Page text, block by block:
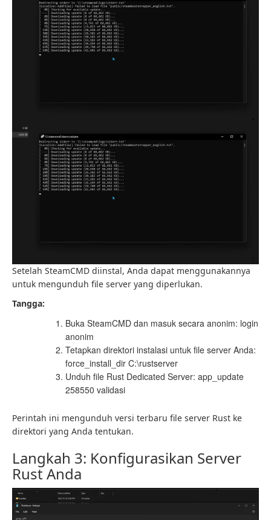
Setelah SteamCMD diinstal, Anda dapat menggunakannya
untuk mengunduh file server yang diperlukan.
Tangga:
Buka SteamCMD dan masuk secara anonim: login
anonim
Tetapkan direktori instalasi untuk file server Anda:
force_install_dir C:\rustserver
Unduh file Rust Dedicated Server: app_update
258550 validasi
Perintah ini mengunduh versi terbaru file server Rust ke
direktori yang Anda tentukan.
Langkah 3: Konfigurasikan Server
Rust Anda